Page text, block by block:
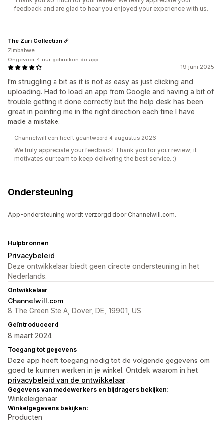
feedback and are glad to hear you enjoyed your experience with us.
19 juni 2025
I'm struggling a bit as it is not as easy as just clicking and
uploading. Had to load an app from Google and having a bit of
trouble getting it done correctly but the help desk has been
great in pointing me in the right direction each time I have
made a mistake.
The Zuri Collection
Zimbabwe
Ongeveer 4 uur gebruiken de app
Channelwill.com heeft geantwoord 4 augustus 2026
We truly appreciate your feedback! Thank you for your review; it
motivates our team to keep delivering the best service. :)
Ondersteuning
App-ondersteuning wordt verzorgd door Channelwill.com.
Hulpbronnen
Privacybeleid
Deze ontwikkelaar biedt geen directe ondersteuning in het
Nederlands.
Ontwikkelaar
Channelwill.com
8 The Green Ste A, Dover, DE, 19901, US
Geïntroduceerd
8 maart 2024
Toegang tot gegevens
Deze app heeft toegang nodig tot de volgende gegevens om
goed te kunnen werken in je winkel. Ontdek waarom in het
privacybeleid van de ontwikkelaar .
Gegevens van medewerkers en bijdragers bekijken:
Winkeleigenaar
Winkelgegevens bekijken:
Producten